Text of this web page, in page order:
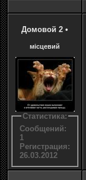
Домовой 2 •
місцевий
Статистика:
Сообщений:
1
Регистрация:
26.03.2012